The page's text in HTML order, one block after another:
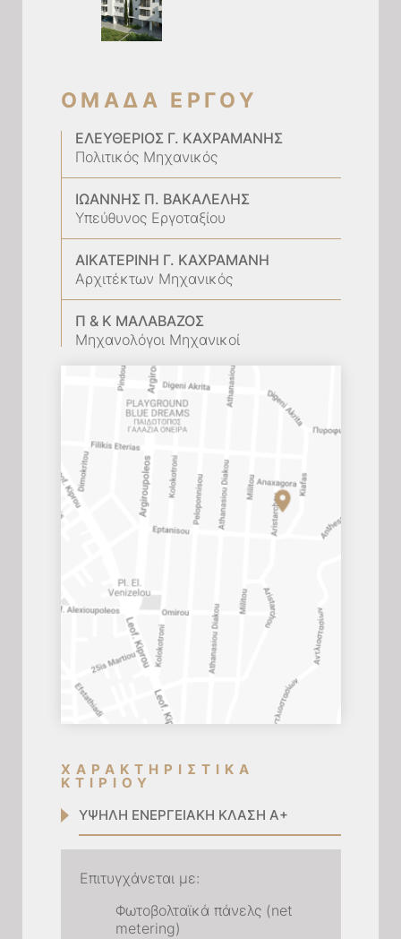
ΟΜΑΔΑ ΕΡΓΟΥ
ΕΛΕΥΘΈΡΙΟΣ Γ. ΚΑΧΡΑΜΆΝΗΣ
Πολιτικός Μηχανικός
ΙΩΆΝΝΗΣ Π. ΒΑΚΑΛΈΛΗΣ
Υπεύθυνος Εργοταξίου
ΑΙΚΑΤΕΡΊΝΗ Γ. ΚΑΧΡΑΜΆΝΗ
Αρχιτέκτων Μηχανικός
Π & Κ ΜΑΛΑΒΆΖΟΣ
Μηχανολόγοι Μηχανικοί
ΧΑΡΑΚΤΗΡΙΣΤΙΚΑ
ΚΤΙΡΙΟΥ
ΥΨΗΛΗ ΕΝΕΡΓΕΙΑΚΗ ΚΛΑΣΗ Α+
Eπιτυγχάνεται με:
Φωτοβολταϊκά πάνελς (net
metering)